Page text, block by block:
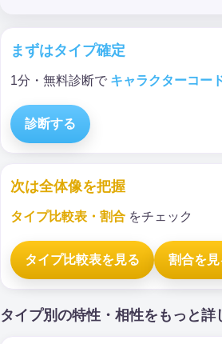
まずはタイプ確定
1分・無料診断で キャラクターコー
診断する
次は全体像を把握
タイプ比較表・割合 をチェック
タイプ比較表を見る 割合を見
タイプ別の特性・相性をもっと詳